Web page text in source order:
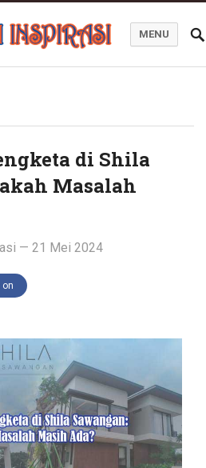
MENU
di Shila
Masalah
— 21 Mei 2024
on